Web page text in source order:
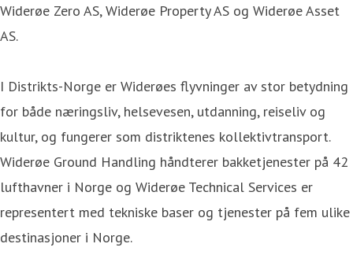
Widerøe Zero AS, Widerøe Property AS og Widerøe Asset
AS.
I Distrikts-Norge er Widerøes flyvninger av stor betydning
for både næringsliv, helsevesen, utdanning, reiseliv og
kultur, og fungerer som distriktenes kollektivtransport.
Widerøe Ground Handling håndterer bakketjenester på 42
lufthavner i Norge og Widerøe Technical Services er
representert med tekniske baser og tjenester på fem ulike
destinasjoner i Norge.